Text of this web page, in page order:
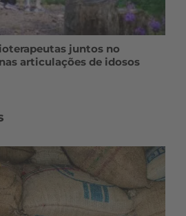
juntos no
articulações de idosos